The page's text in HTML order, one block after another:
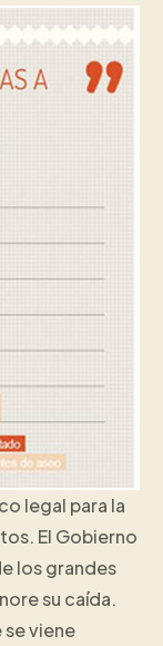
legal para la
El Gobierno
los grandes
su caída.
se viene